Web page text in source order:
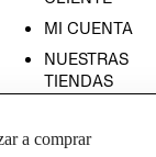
MI CUENTA
NUESTRAS
TIENDAS
- RETIRO EN
a comprar